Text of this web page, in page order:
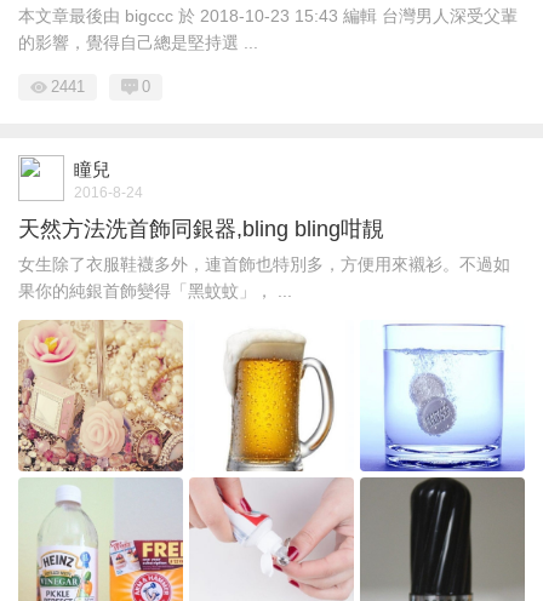
本文章最後由 bigccc 於 2018-10-23 15:43 編輯 台灣男人深受父輩
的影響，覺得自己總是堅持選 ...
2441 0
瞳兒
2016-8-24
天然方法洗首飾同銀器,bling bling咁靚
女生除了衣服鞋襪多外，連首飾也特別多，方便用來襯衫。不過如
果你的純銀首飾變得「黑蚊蚊」， ...